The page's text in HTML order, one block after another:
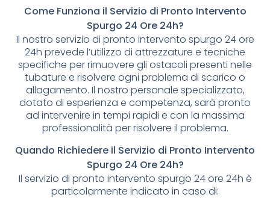
Come Funziona il Servizio di Pronto Intervento
Spurgo 24 Ore 24h?
Il nostro servizio di pronto intervento spurgo 24 ore
24h prevede l’utilizzo di attrezzature e tecniche
specifiche per rimuovere gli ostacoli presenti nelle
tubature e risolvere ogni problema di scarico o
allagamento. Il nostro personale specializzato,
dotato di esperienza e competenza, sarà pronto
ad intervenire in tempi rapidi e con la massima
professionalità per risolvere il problema.
Quando Richiedere il Servizio di Pronto Intervento
Spurgo 24 Ore 24h?
Il servizio di pronto intervento spurgo 24 ore 24h è
particolarmente indicato in caso di: